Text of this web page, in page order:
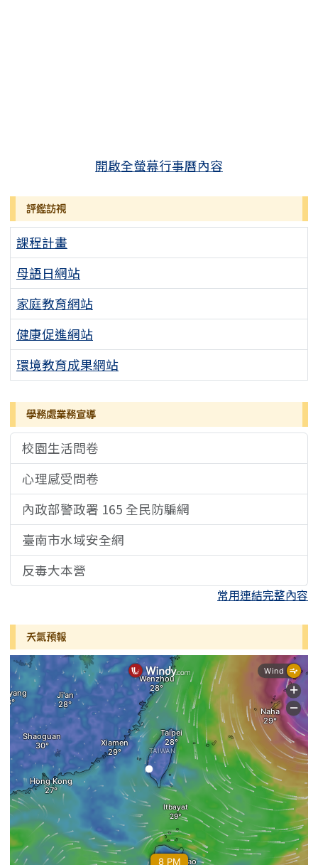
開啟全螢幕行事曆內容
評鑑訪視
課程計畫
母語日網站
家庭教育網站
健康促進網站
環境教育成果網站
學務處業務宣導
校園生活問卷
心理感受問卷
內政部警政署 165 全民防騙網
臺南市水域安全網
反毒大本營
常用連結完整內容
天氣預報